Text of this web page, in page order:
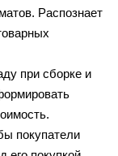
Распознает
при сборке и
покупатели